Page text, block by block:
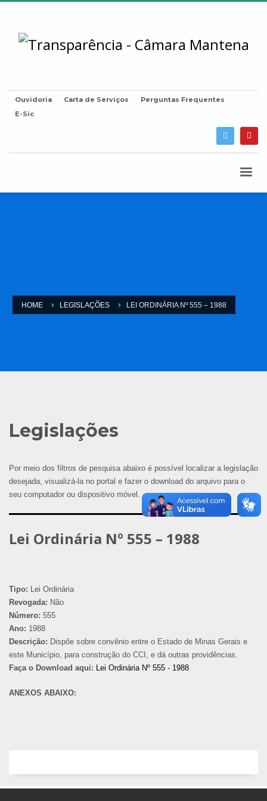
Ouvidoria Carta de Serviços
Perguntas Frequentes
E-Sic
HOME LEGISLAÇÕES LEI ORDINÁRIA Nº 555 – 1988
Legislações
Por meio dos filtros de pesquisa abaixo é possível localizar a legislação
desejada, visualizá-la no portal e fazer o download do arquivo para o
seu computador ou dispositivo móvel.
Lei Ordinária Nº 555 – 1988
Tipo: Lei Ordinária
Revogada: Não
Número: 555
Ano: 1988
Descrição: Dispõe sobre convênio entre o Estado de Minas Gerais e
este Município, para construção do CCI, e dá outras providências.
Faça o Download aqui: Lei Ordinária Nº 555 - 1988
ANEXOS ABAIXO: